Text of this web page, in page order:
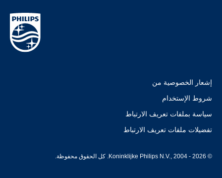
إشعار الخصوصية من
شروط الإستخدام
سياسة بملفات تعريف الارتباط
تفضيلات ملفات تعريف الارتباط
© Koninklijke Philips N.V., 2004 - 2026. كل الحقوق محفوظة.